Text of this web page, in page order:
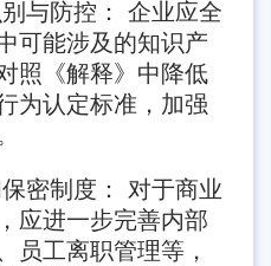
与防控： 企业应全
可能涉及的知识产
照《解释》中降低
为认定标准，加强
密制度： 对于商业
应进一步完善内部
员工离职管理等，